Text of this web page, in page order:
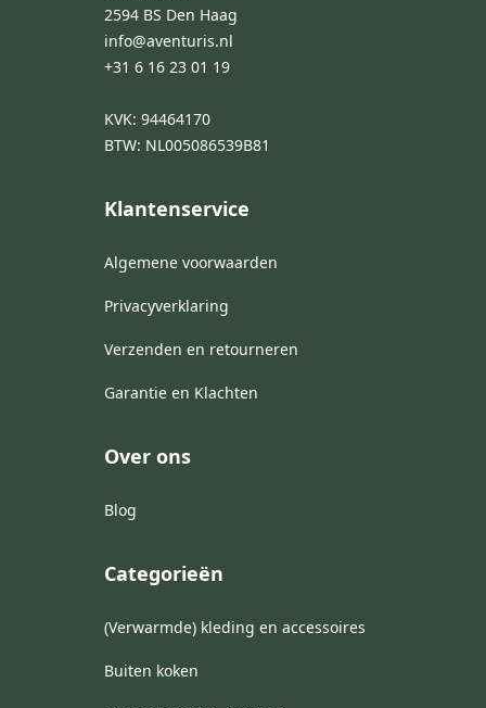
2594 BS Den Haag
info@aventuris.nl
+31 6 16 23 01 19
KVK: 94464170
BTW: NL005086539B81
Klantenservice
Algemene voorwaarden
Privacyverklaring
Verzenden en retourneren
Garantie en Klachten
Over ons
Blog
Categorieën
(Verwarmde) kleding en accessoires
Buiten koken